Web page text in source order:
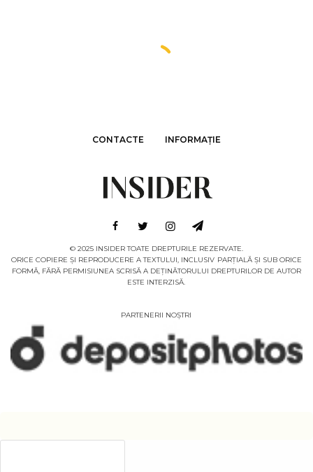
CONTACTE INFORMAȚIE
© 2025 INSIDER TOATE DREPTURILE REZERVATE.
ORICE COPIERE ȘI REPRODUCERE A TEXTULUI, INCLUSIV PARȚIALĂ ȘI SUB ORICE
FORMĂ, FĂRĂ PERMISIUNEA SCRISĂ A DEȚINĂTORULUI DREPTURILOR DE AUTOR
ESTE INTERZISĂ.
PARTENERII NOȘTRI